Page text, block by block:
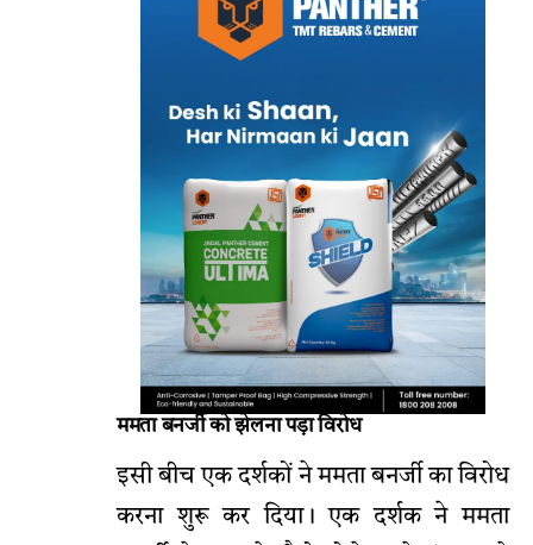
ममता बनर्जी को झेलना पड़ा विरोध
इसी बीच एक दर्शकों ने ममता बनर्जी का विरोध
करना शुरू कर दिया। एक दर्शक ने ममता